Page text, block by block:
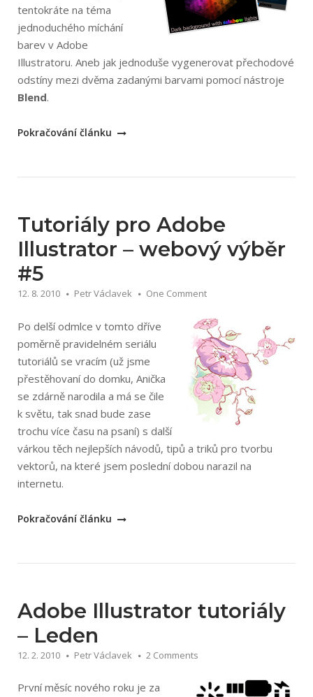
tentokráte na téma
jednoduchého míchání
barev v Adobe
Illustratoru. Aneb jak jednoduše vygenerovat přechodové
odstíny mezi dvěma zadanými barvami pomocí nástroje
Blend.
„Tutoriál:
Pokračování článku
Tutoriály pro Adobe
Illustrator – webový výběr
#5
12. 8. 2010 Petr Václavek One Comment
Po delší odmlce v tomto dříve
poměrně pravidelném seriálu
tutoriálů se vracím (už jsme
přestěhovaní do domku, Anička
se zdárně narodila a má se čile
k světu, tak snad bude zase
trochu více času na psaní) s další
várkou těch nejlepších návodů, tipů a triků pro tvorbu
vektorů, na které jsem poslední dobou narazil na
internetu.
„Tutoriály
webový
#5“
Pokračování článku
Adobe Illustrator tutoriály
– Leden
12. 2. 2010 Petr Václavek 2 Comments
První měsíc nového roku je za